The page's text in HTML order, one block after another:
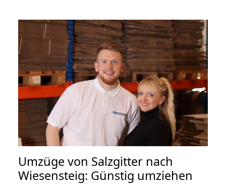
Umzüge von Salzgitter nach
Wiesensteig: Günstig umziehen